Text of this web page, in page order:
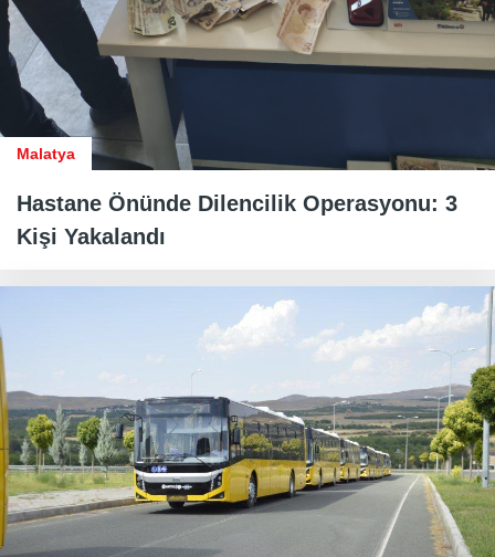
Malatya
Hastane Önünde Dilencilik Operasyonu: 3
Kişi Yakalandı